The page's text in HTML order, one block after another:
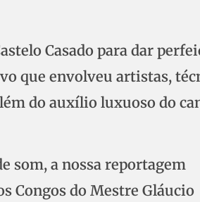
Casado para dar
que envolveu artistas,
do auxílio luxuoso do
som, a nossa reportagem
Congos do Mestre Gláucio